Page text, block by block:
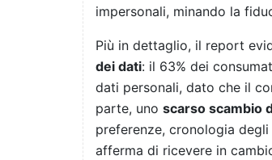
impersonali, minando la
Più in dettaglio, il report
dei dati: il 63% dei
dati personali, dato che il
parte, uno scarso scambio
preferenze, cronologia
afferma di ricevere in